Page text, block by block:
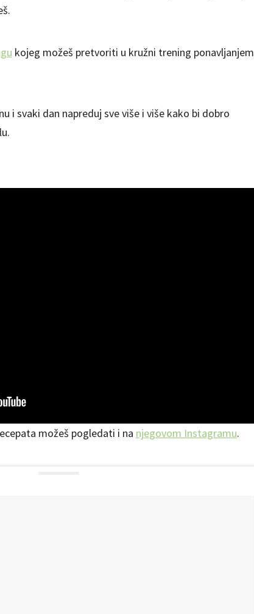
kojeg možeš pretvoriti u kružni trening ponavljanjem
i svaki dan napreduj sve više i više kako bi dobro
možeš pogledati i na njegovom Instagramu.